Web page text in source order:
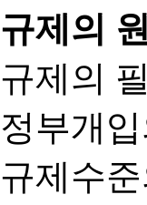
규제의
규제의
정부개
규제수